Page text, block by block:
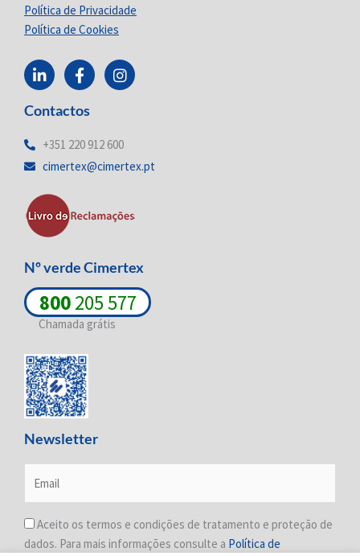
Política de Privacidade
Política de Cookies
L
i
n
k
d
n
i
n
F
a
c
e
o
k
I
n
s
g
a
Contactos
+351 220 912 600
cimertex@cimertex.pt
Nº verde Cimertex
800205 577
Chamada grátis
Newsletter
Aceito os termos e condições de tratamento e proteção de
dados. Para mais informações consulte a Política de